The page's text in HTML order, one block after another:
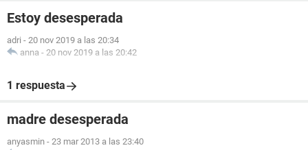
Estoy desesperada
adri - 20 nov 2019 a las 20:34
anna - 20 nov 2019 a las 20:42
1 respuesta
madre desesperada
anyasmin - 23 mar 2013 a las 23:40